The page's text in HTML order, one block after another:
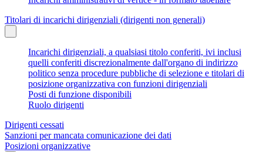
Titolari di incarichi dirigenziali (dirigenti non generali)
Incarichi dirigenziali, a qualsiasi titolo conferiti, ivi inclusi
quelli conferiti discrezionalmente dall'organo di indirizzo
politico senza procedure pubbliche di selezione e titolari di
posizione organizzativa con funzioni dirigenziali
Posti di funzione disponibili
Ruolo dirigenti
Dirigenti cessati
Sanzioni per mancata comunicazione dei dati
Posizioni organizzative